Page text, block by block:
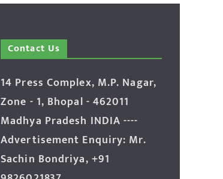
Contact Us
14 Press Complex, M.P. Nagar,
Zone - 1, Bhopal - 462011
Madhya Pradesh INDIA ----
Advertisement Enquiry: Mr.
Sachin Bondriya, +91